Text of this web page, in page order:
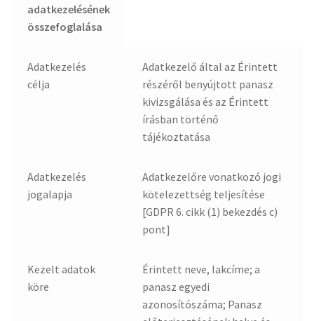
adatkezelésének
összefoglalása
Adatkezelés
célja
Adatkezelő által az Érintett
részéről benyújtott panasz
kivizsgálása és az Érintett
írásban történő
tájékoztatása
Adatkezelés
jogalapja
Adatkezelőre vonatkozó jogi
kötelezettség teljesítése
[GDPR 6. cikk (1) bekezdés c)
pont]
Kezelt adatok
köre
Érintett neve, lakcíme; a
panasz egyedi
azonosítószáma; Panasz